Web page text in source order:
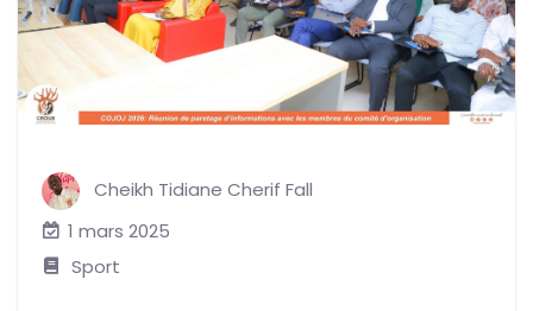
Cheikh Tidiane Cherif Fall
1 mars 2025
Sport